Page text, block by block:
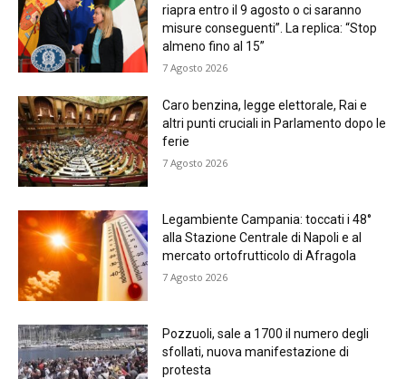
riapra entro il 9 agosto o ci saranno
misure conseguenti”. La replica: “Stop
almeno fino al 15”
7 Agosto 2026
Caro benzina, legge elettorale, Rai e
altri punti cruciali in Parlamento dopo le
ferie
7 Agosto 2026
Legambiente Campania: toccati i 48°
alla Stazione Centrale di Napoli e al
mercato ortofrutticolo di Afragola
7 Agosto 2026
Pozzuoli, sale a 1700 il numero degli
sfollati, nuova manifestazione di
protesta